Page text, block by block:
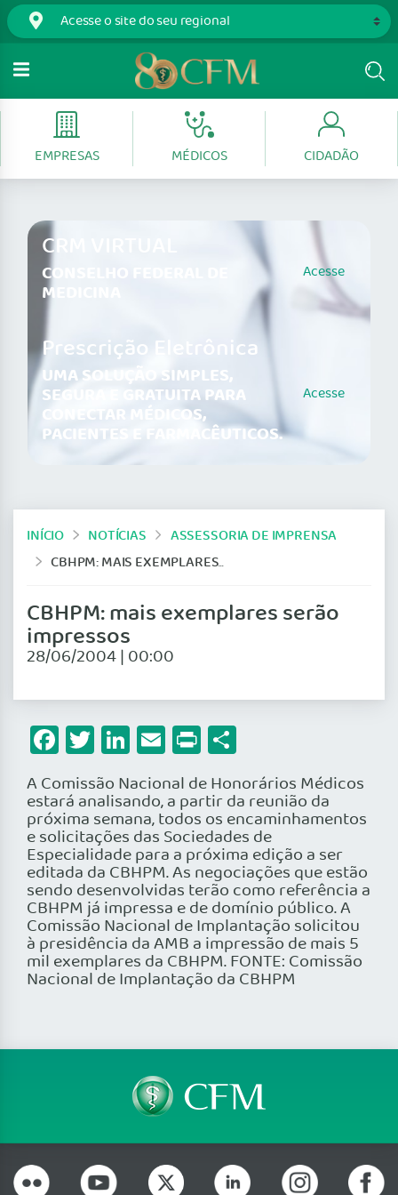
EMPRESAS MÉDICOS CIDADÃO
CRM VIRTUAL
CONSELHO FEDERAL DE
MEDICINA
Acesse
Prescrição Eletrônica
UMA SOLUÇÃO SIMPLES,
SEGURA E GRATUITA PARA
CONECTAR MÉDICOS,
PACIENTES E FARMACÊUTICOS.
Acesse
INÍCIO NOTÍCIAS
ASSESSORIA DE IMPRENSA
CBHPM: MAIS EXEMPLARES SERÃO IMPRESSOS
CBHPM: mais exemplares serão
impressos
28/06/2004 | 00:00
Facebook
Twitter
LinkedIn
Email
Print
A Comissão Nacional de Honorários Médicos
estará analisando, a partir da reunião da
próxima semana, todos os encaminhamentos
e solicitações das Sociedades de
Especialidade para a próxima edição a ser
editada da CBHPM. As negociações que estão
sendo desenvolvidas terão como referência a
CBHPM já impressa e de domínio público. A
Comissão Nacional de Implantação solicitou
à presidência da AMB a impressão de mais 5
mil exemplares da CBHPM. FONTE: Comissão
Nacional de Implantação da CBHPM